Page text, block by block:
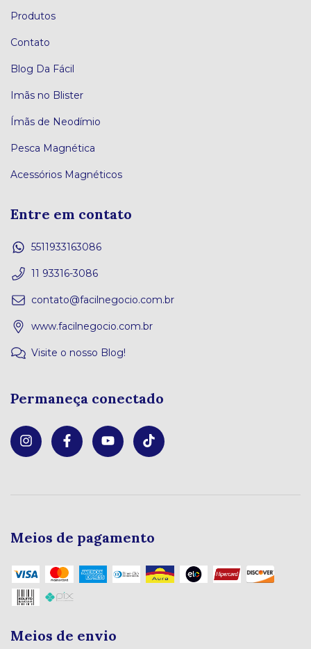
Produtos
Contato
Blog Da Fácil
Imãs no Blister
Ímãs de Neodímio
Pesca Magnética
Acessórios Magnéticos
Entre em contato
5511933163086
11 93316-3086
contato@facilnegocio.com.br
www.facilnegocio.com.br
Visite o nosso Blog!
Permaneça conectado
Meios de pagamento
Meios de envio